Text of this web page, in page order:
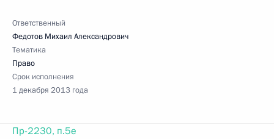
Ответственный
Федотов Михаил Александрович
Тематика
Право
Срок исполнения
1 декабря 2013 года
Пр-2230, п.5е